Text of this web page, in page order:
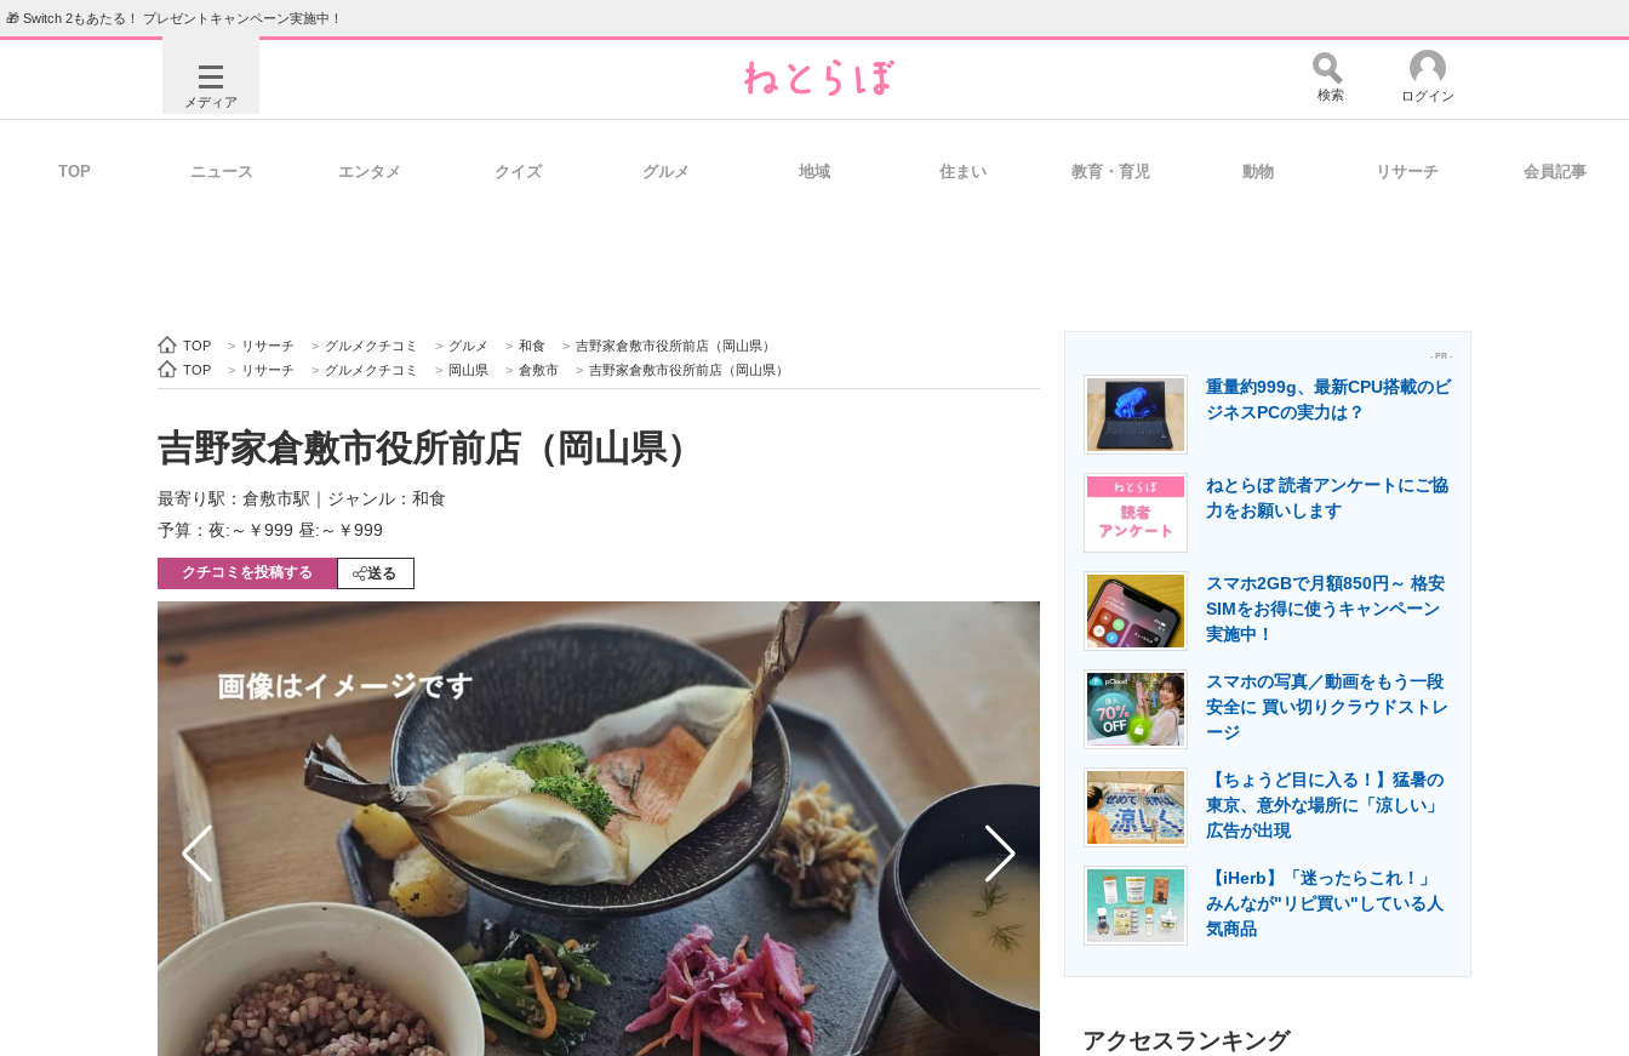
🎁 Switch 2もあたる！ プレゼントキャンペーン実施中！
メディア
経営リーダーのコミュニティ マーケ×ITの今がよく分かる
ITエンジニア向け専門サイト 企業向けIT製品の総合サイト 製造業のIT導入・活用を支援
モノづくり技術者専門サイト
ちょっと気になるネットの話題
検索 ログイン
TOP ニュース エンタメ クイズ グルメ 地域 住まい 教育・育児 動物 リサーチ 会員記事
TOP > リサーチ > グルメクチコミ > グルメ > 和食 > 吉野家倉敷市役所前店（岡山県）
TOP
> リサーチ > グルメクチコミ > 岡山県 > 倉敷市 > 吉野家倉敷市役所前店（岡山県）
吉野家倉敷市役所前店（岡山県）
最寄り駅：倉敷市駅 ｜ ジャンル：和食
予算：夜:～￥999 昼:～￥999
クチコミを投稿する 送る
- PR -
重量約999g、最新CPU搭載のビ
ジネスPCの実力は？
ねとらぼ 読者アンケートにご協
力をお願いします
スマホ2GBで月額850円～ 格安
SIMをお得に使うキャンペーン
実施中！
スマホの写真／動画をもう一段
安全に 買い切りクラウドストレ
ージ
【ちょうど目に入る！】猛暑の
東京、意外な場所に「涼しい」
広告が出現
【iHerb】「迷ったらこれ！」
みんなが"リピ買い"している人
気商品
アクセスランキング